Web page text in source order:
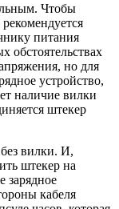
Чтобы
питания
обстоятельствах
но для
устройство,
наличие вилки
штекер
вилки. И,
штекер на
зарядное
кабеля